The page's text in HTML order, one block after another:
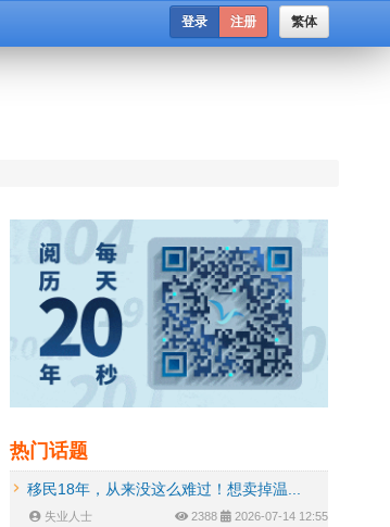
繁体
登录 注册
热门话题
移民18年，从来没这么难过！想卖掉温...
失业人士 2388 2026-07-14 12:55